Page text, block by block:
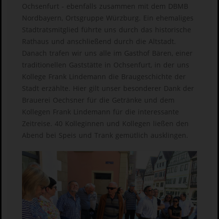
Ochsenfurt - ebenfalls zusammen mit dem DBMB
Nordbayern, Ortsgruppe Würzburg. Ein ehemaliges
Stadtratsmitglied führte uns durch das historische
Rathaus und anschließend durch die Altstadt.
Danach trafen wir uns alle im Gasthof Bären, einer
traditionellen Gaststätte in Ochsenfurt, in der uns
Kollege Frank Lindemann die Braugeschichte der
Stadt erzählte. Hier gilt unser besonderer Dank der
Brauerei Oechsner für die Getränke und dem
Kollegen Frank Lindemann für die interessante
Zeitreise. 40 Kolleginnen und Kollegen ließen den
Abend bei Speis und Trank gemütlich ausklingen.